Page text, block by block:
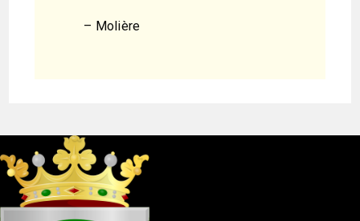
– Molière